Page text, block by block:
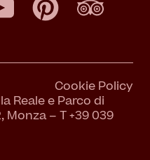
Cookie Policy
Reale e Parco di
Monza – T +39 039